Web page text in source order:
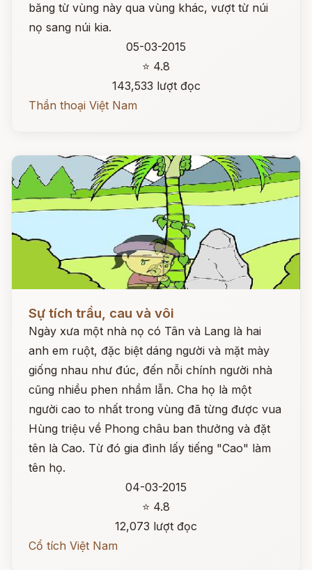
băng từ vùng này qua vùng khác, vượt từ núi
nọ sang núi kia.
05-03-2015
⭐ 4.8
143,533 lượt đọc
Thần thoại Việt Nam
Sự tích trầu, cau và vôi
Ngày xưa một nhà nọ có Tân và Lang là hai
anh em ruột, đặc biệt dáng người và mặt mày
giống nhau như đúc, đến nỗi chính người nhà
cũng nhiều phen nhầm lẫn. Cha họ là một
người cao to nhất trong vùng đã từng được vua
Hùng triệu về Phong châu ban thưởng và đặt
tên là Cao. Từ đó gia đình lấy tiếng "Cao" làm
tên họ.
04-03-2015
⭐ 4.8
12,073 lượt đọc
Cổ tích Việt Nam